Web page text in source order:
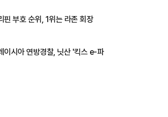
핀 부호 순위, 1위는 라존 회장
이시아 연방경찰, 닛산 '킥스 e-파